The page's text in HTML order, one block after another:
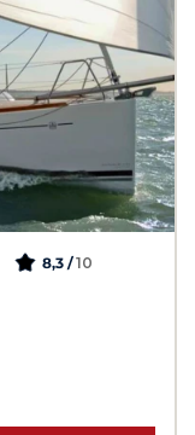
8,3 /10